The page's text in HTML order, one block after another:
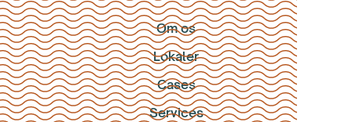
Om os
Lokaler
Cases
Services